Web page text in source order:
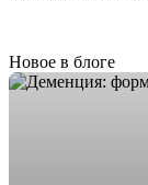
Новое в блоге